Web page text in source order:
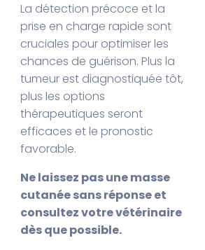
La détection précoce et la
prise en charge rapide sont
cruciales pour optimiser les
chances de guérison. Plus la
tumeur est diagnostiquée tôt,
plus les options
thérapeutiques seront
efficaces et le pronostic
favorable.
Ne laissez pas une masse
cutanée sans réponse et
consultez votre vétérinaire
dès que possible.